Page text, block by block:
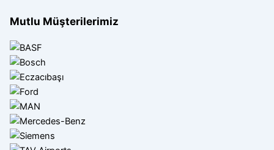
Mutlu Müşterilerimiz